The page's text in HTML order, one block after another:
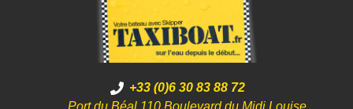
+33 (0)6 30 83 88 72